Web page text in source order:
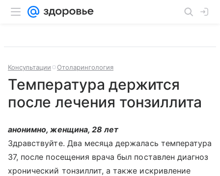
Консультации Отоларингология
Температура держится
после лечения тонзиллита
анонимно, женщина, 28 лет
Здравствуйте. Два месяца держалась температура
37, после посещения врача был поставлен диагноз
хронический тонзиллит, а также искривление